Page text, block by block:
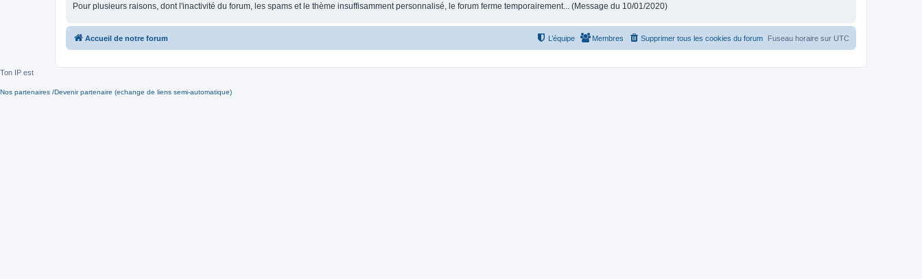
Pour plusieurs raisons, dont l'inactivité du forum, les spams et le thème insuffisamment personnalisé, le forum ferme temporairement... (Message du 10/01/2020)
Accueil de notre forum Fuseau horaire sur UTC
Supprimer tous les cookies du forum
Membres
L’équipe
Ton IP est
Nos partenaires /Devenir partenaire (echange de liens semi-automatique)